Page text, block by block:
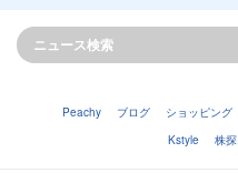
Peachy ブログ ショッピング
Kstyle
株探